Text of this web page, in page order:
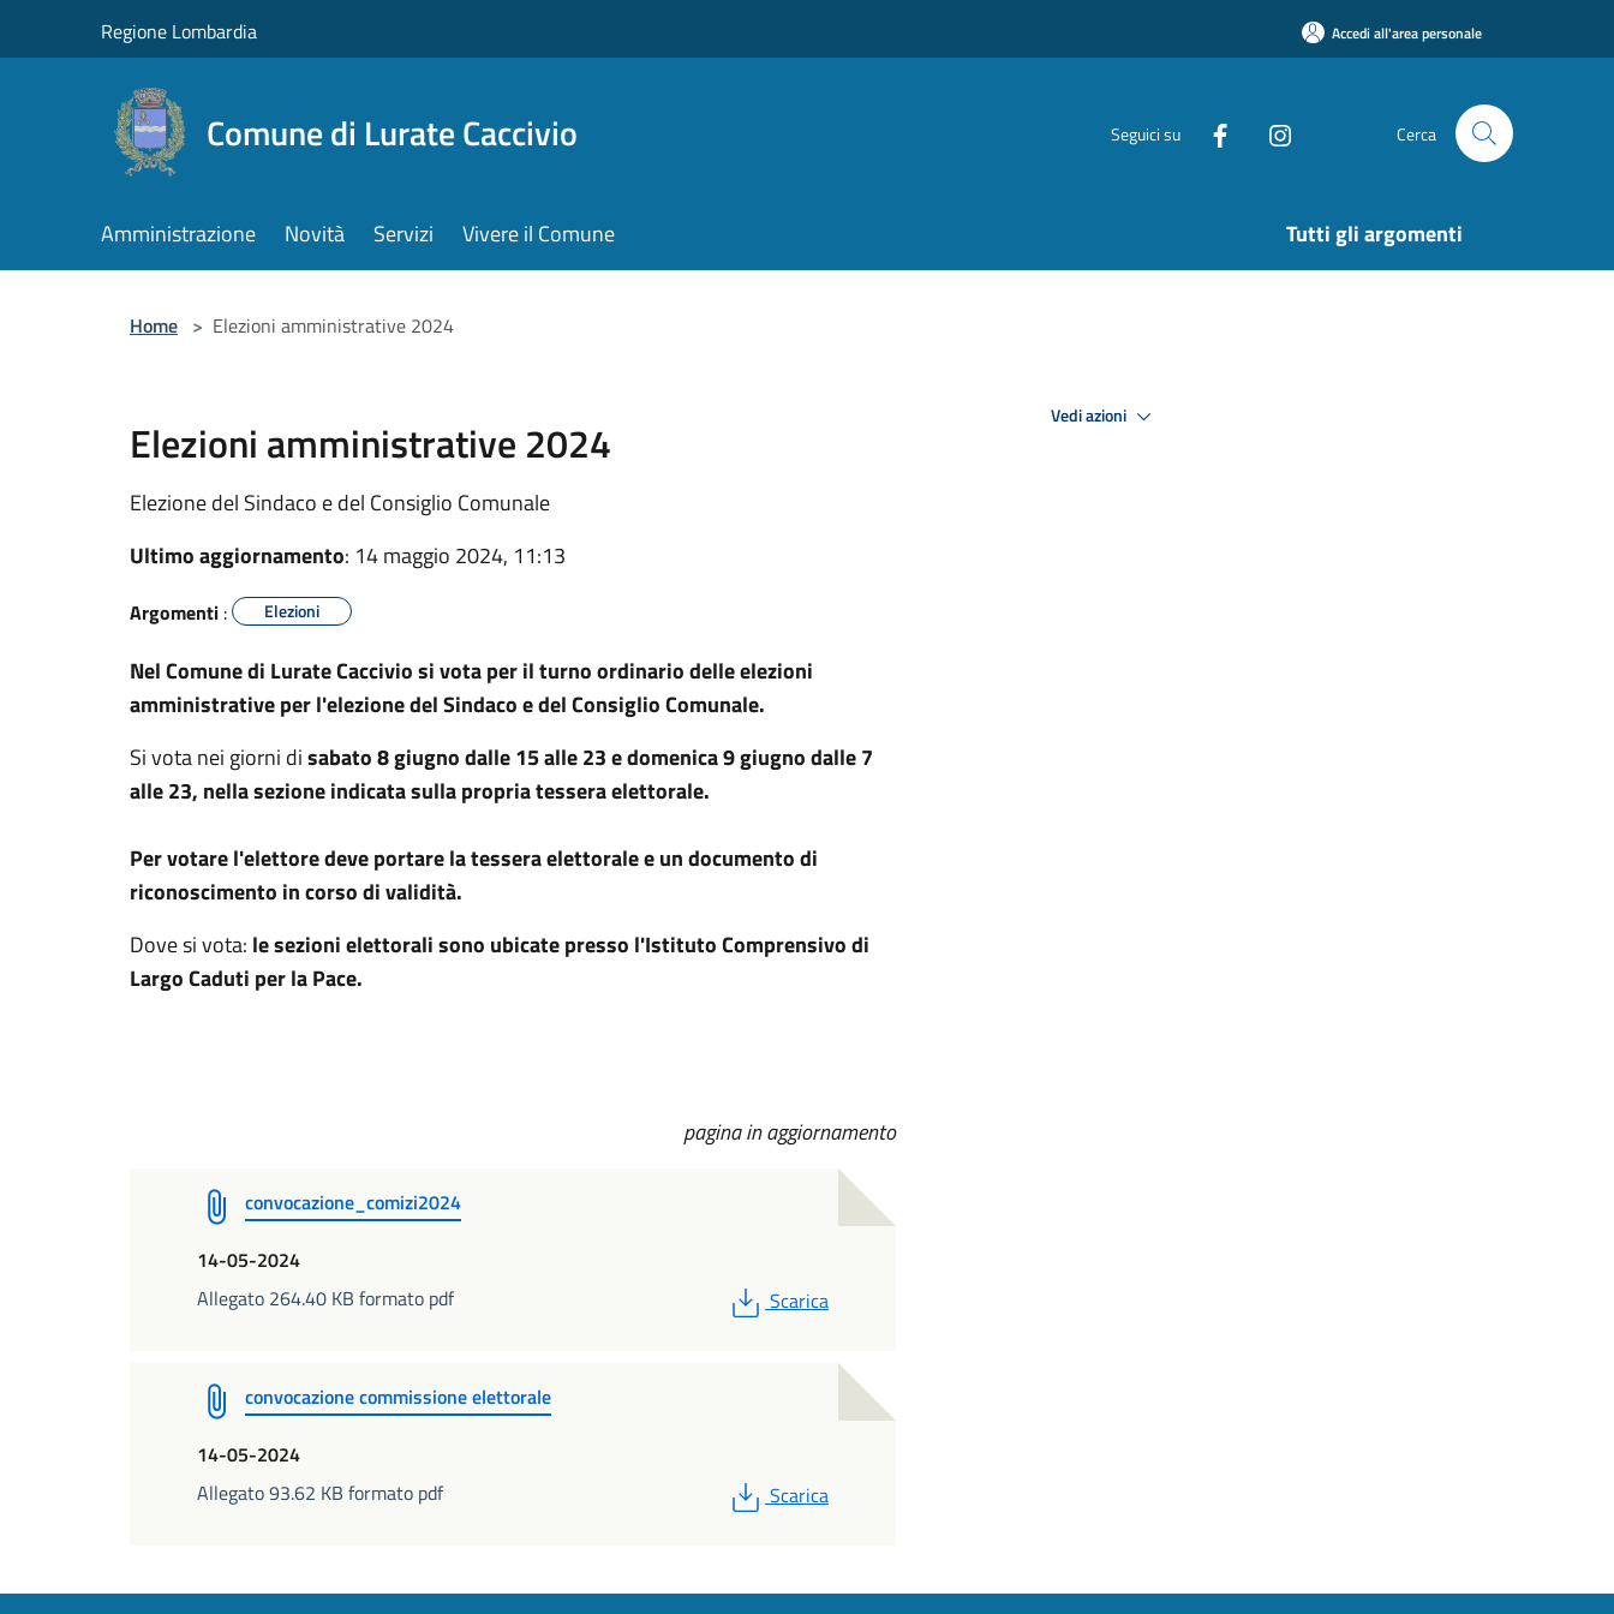
Regione Lombardia Accedi all'area personale
Comune di Lurate Caccivio Seguici su Cerca
Amministrazione Novità Servizi Vivere il Comune Tutti gli argomenti
Home > Elezioni amministrative 2024
Elezioni amministrative 2024
Elezione del Sindaco e del Consiglio Comunale
Ultimo aggiornamento: 14 maggio 2024, 11:13
Argomenti : Elezioni
Nel Comune di Lurate Caccivio si vota per il turno ordinario delle elezioni
amministrative per l'elezione del Sindaco e del Consiglio Comunale.
Si vota nei giorni disabato 8 giugno dalle 15 alle 23 e domenica 9 giugno dalle 7
alle 23, nella sezione indicata sulla propria tessera elettorale.
Per votare l'elettore deve portare la tessera elettorale e un documento di
riconoscimento in corso di validità.
Dove si vota: le sezioni elettorali sono ubicate presso l'Istituto Comprensivo di
Largo Caduti per la Pace.
pagina in aggiornamento
convocazione_comizi2024
14-05-2024
Allegato 264.40 KB formato pdf
PDF
Scarica
convocazione commissione elettorale
14-05-2024
Allegato 93.62 KB formato pdf
PDF
Scarica
Vedi azioni